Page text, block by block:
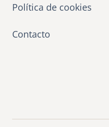
Política de cookies
Contacto